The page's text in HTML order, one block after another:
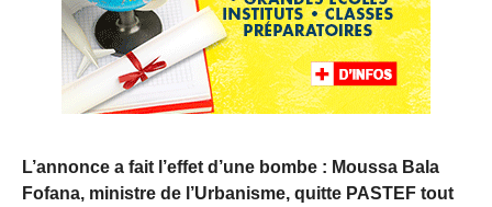
L’annonce a fait l’effet d’une bombe : Moussa Bala
Fofana, ministre de l’Urbanisme, quitte PASTEF tout